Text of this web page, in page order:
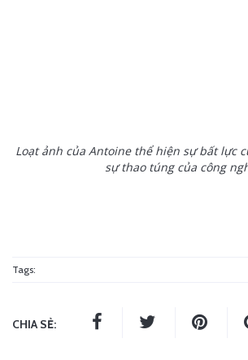
Loạt ảnh của Antoine thể hiện sự bất lực
sự thao túng của công
Tags:
CHIA SẺ: